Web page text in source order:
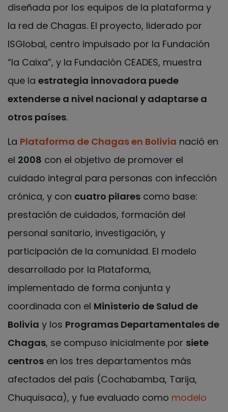
diseñada por los equipos de la plataforma y
la red de Chagas. El proyecto, liderado por
ISGlobal, centro impulsado por la Fundación
“la Caixa”, y la Fundación CEADES, muestra
que la estrategia innovadora puede
extenderse a nivel nacional y adaptarse a
otros países.
La Plataforma de Chagas en Bolivia nació en
el 2008 con el objetivo de promover el
cuidado integral para personas con infección
crónica, y con cuatro pilares como base:
prestación de cuidados, formación del
personal sanitario, investigación, y
participación de la comunidad. El modelo
desarrollado por la Plataforma,
implementado de forma conjunta y
coordinada con el Ministerio de Salud de
Bolivia y los Programas Departamentales de
Chagas, se compuso inicialmente por siete
centros en los tres departamentos más
afectados del país (Cochabamba, Tarija,
Chuquisaca), y fue evaluado como modelo